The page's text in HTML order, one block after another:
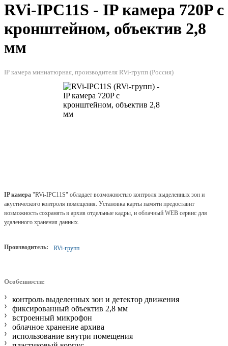
RVi-IPC11S - IP камера 720P с
кронштейном, объектив 2,8
мм
IP камера миниатюрная, производителя RVi-групп (Россия)
IP камера "RVi-IPC11S" обладает возможностью контроля выделенных зон и
акустического контроля помещения. Установка карты памяти предоставит
возможность сохранять в архив отдельные кадры, и облачный WEB сервис для
удаленного хранения данных.
Производитель: RVi-групп
Особенности:
контроль выделенных зон и детектор движения
фиксированный объектив 2,8 мм
встроенный микрофон
облачное хранение архива
использование внутри помещения